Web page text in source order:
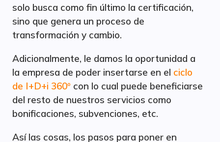
solo busca como fin último la certificación,
sino que genera un proceso de
transformación y cambio.
Adicionalmente, le damos la oportunidad a
la empresa de poder insertarse en el ciclo
de I+D+i 360º con lo cual puede beneficiarse
del resto de nuestros servicios como
bonificaciones, subvenciones, etc.
Así las cosas, los pasos para poner en